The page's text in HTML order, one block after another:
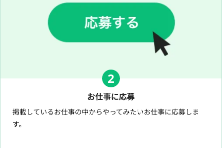
2
お仕事に応募
掲載しているお仕事の中からやってみたいお仕事に応募しま
す。